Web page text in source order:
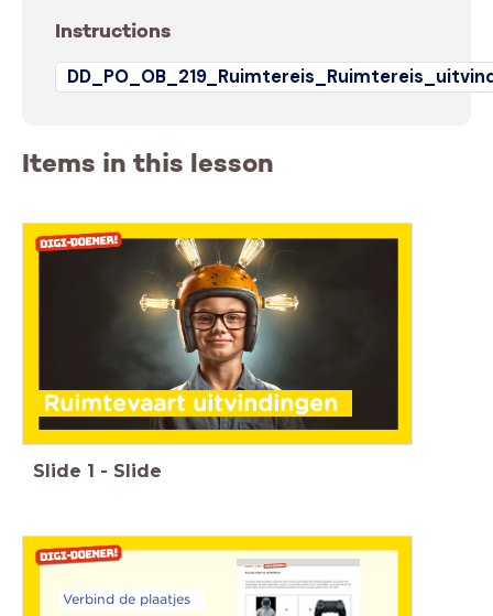
Instructions
Items in this lesson
Ruimtevaart uitvindingen
Slide 1 - Slide
Verbind de plaatjes